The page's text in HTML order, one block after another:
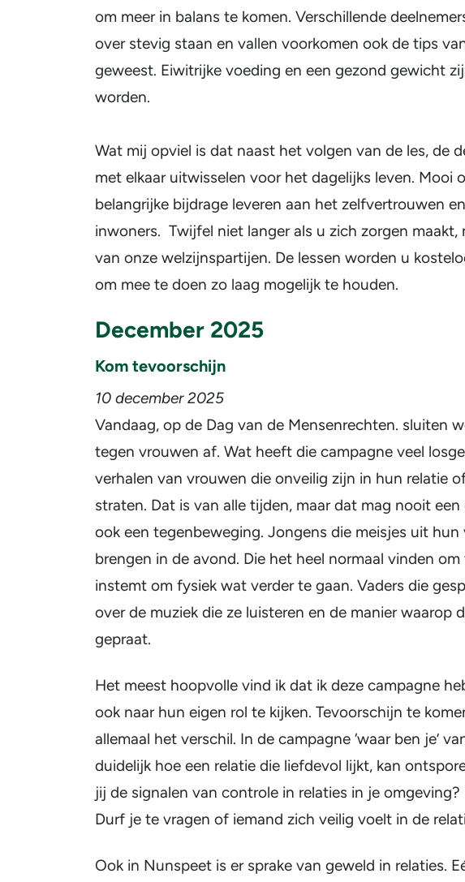
om meer in balans te komen. Verschillende
over stevig staan en vallen voorkomen ook de tips
geweest. Eiwitrijke voeding en een gezond gewicht
worden.
Wat mij opviel is dat naast het volgen van de les, de
met elkaar uitwisselen voor het dagelijks leven. Mooi
belangrijke bijdrage leveren aan het zelfvertrouwen
inwoners. Twijfel niet langer als u zich zorgen
van onze welzijnspartijen. De lessen worden u
om mee te doen zo laag mogelijk te houden.
December 2025
Kom tevoorschijn
10 december 2025
Vandaag, op de Dag van de Mensenrechten. sluiten
tegen vrouwen af. Wat heeft die campagne veel
verhalen van vrouwen die onveilig zijn in hun relatie
straten. Dat is van alle tijden, maar dat mag nooit
ook een tegenbeweging. Jongens die meisjes uit
brengen in de avond. Die het heel normaal vinden
instemt om fysiek wat verder te gaan. Vaders die
over de muziek die ze luisteren en de manier waarop
gepraat.
Het meest hoopvolle vind ik dat ik deze campagne
ook naar hun eigen rol te kijken. Tevoorschijn te
allemaal het verschil. In de campagne ‘waar ben je’
duidelijk hoe een relatie die liefdevol lijkt, kan
jij de signalen van controle in relaties in je
Durf je te vragen of iemand zich veilig voelt in de
Ook in Nunspeet is er sprake van geweld in relaties.